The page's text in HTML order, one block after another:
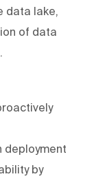
data lake,
of data
deployment
by